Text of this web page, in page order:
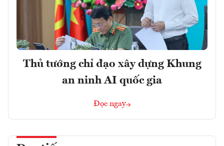
Thủ tướng chỉ đạo xây dựng Khung
an ninh AI quốc gia
Đọc ngay